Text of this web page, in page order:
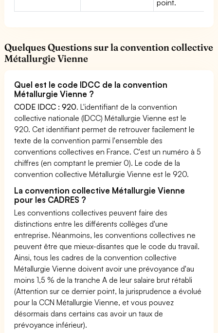
point.
Quelques Questions sur la convention collective
Métallurgie Vienne
Quel est le code IDCC de la convention
Métallurgie Vienne ?
CODE IDCC : 920. L'identifiant de la convention
collective nationale (IDCC) Métallurgie Vienne est le
920. Cet identifiant permet de retrouver facilement le
texte de la convention parmi l'ensemble des
conventions collectives en France. C'est un numéro à 5
chiffres (en comptant le premier 0). Le code de la
convention collective Métallurgie Vienne est le 920.
La convention collective Métallurgie Vienne
pour les CADRES ?
Les conventions collectives peuvent faire des
distinctions entre les différents collèges d'une
entreprise. Néanmoins, les conventions collectives ne
peuvent être que mieux-disantes que le code du travail.
Ainsi, tous les cadres de la convention collective
Métallurgie Vienne doivent avoir une prévoyance d'au
moins 1,5 % de la tranche A de leur salaire brut rétabli
(Attention sur ce dernier point, la jurisprudence a évolué
pour la CCN Métallurgie Vienne, et vous pouvez
désormais dans certains cas avoir un taux de
prévoyance inférieur).